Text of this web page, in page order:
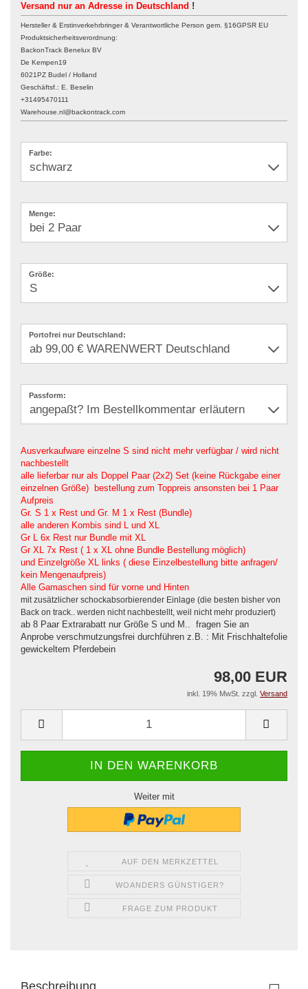
Versand nur an Adresse in Deutschland !
Hersteller & Erstinverkehrbringer & Verantwortliche Person gem. §16GPSR EU
Produktsicherheitsverordnung:
BackonTrack Benelux BV
De Kempen19
6021PZ Budel / Holland
Geschäftsf.: E. Beselin
+31495470111
Warehouse.nl@backontrack.com
Farbe:
Menge:
Größe:
Portofrei nur Deutschland:
Passform:
Ausverkaufware einzelne S sind nicht mehr verfügbar / wird nicht
nachbestellt
alle lieferbar nur als Doppel Paar (2x2) Set (keine Rückgabe einer
einzelnen Größe) bestellung zum Toppreis ansonsten bei 1 Paar
Aufpreis
Gr. S 1 x Rest und Gr. M 1 x Rest (Bundle)
alle anderen Kombis sind L und XL
Gr L 6x Rest nur Bundle mit XL
Gr XL 7x Rest ( 1 x XL ohne Bundle Bestellung möglich)
und Einzelgröße XL links ( diese Einzelbestellung bitte anfragen/
kein Mengenaufpreis)
Alle Gamaschen sind für vorne und Hinten
mit zusätzlicher schockabsorbierender Einlage (die besten bisher von
Back on track.. werden nicht nachbestellt, weil nicht mehr produziert)
ab 8 Paar Extrarabatt nur Größe S und M.. fragen Sie an
Anprobe verschmutzungsfrei durchführen z.B. : Mit Frischhaltefolie
gewickeltem Pferdebein
98,00 EUR
inkl. 19% MwSt. zzgl. Versand
Weiter mit
AUF DEN MERKZETTEL
WOANDERS GÜNSTIGER?
FRAGE ZUM PRODUKT
Beschreibung